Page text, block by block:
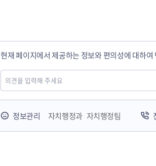
현재 페이지에서 제공하는 정보와 편의성에 대하여
정보관리 자치행정과 자치행정팀